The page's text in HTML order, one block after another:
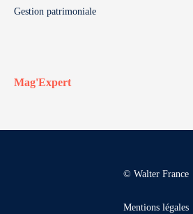
Gestion patrimoniale
Mag'Expert
© Walter France
Mentions légales